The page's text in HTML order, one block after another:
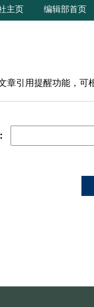
主页 编辑部首页
章引用提醒功能，